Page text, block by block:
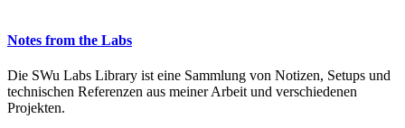
Notes from the Labs
Die SWu Labs Library ist eine Sammlung von Notizen, Setups und
technischen Referenzen aus meiner Arbeit und verschiedenen
Projekten.